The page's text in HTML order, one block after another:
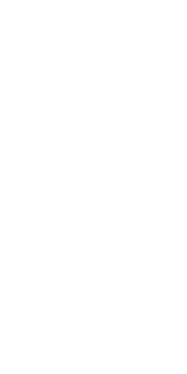
og dette hyggelige feriehus!
en maritim atmosfære -
sandstrande og i de
Kolobrzeg er ikke langt væk
og hjemligt, og er et
foran huset, indtil I kalder
i dette indbydende
m², 2 personer